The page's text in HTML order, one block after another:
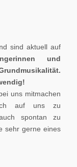
sind aktuell auf
und
uns mitmachen
auf uns zu
spontan zu
sehr gerne eines